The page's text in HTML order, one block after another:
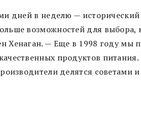
дней в неделю —
возможностей для выбора,
Хенаган. — Еще в 1998 году мы
продуктов
делятся советами